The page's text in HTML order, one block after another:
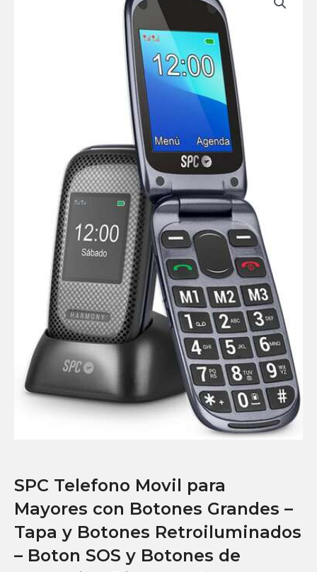
SPC Telefono Movil para
Mayores con Botones Grandes –
Tapa y Botones Retroiluminados
– Boton SOS y Botones de